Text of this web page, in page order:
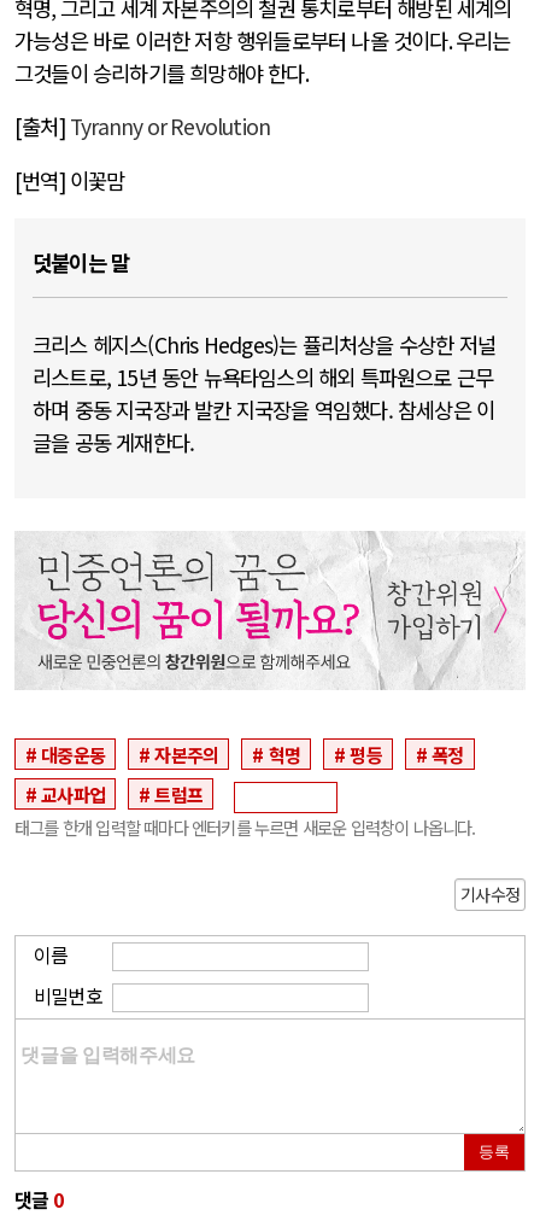
혁명,그리고 세계 자본주의의 철권 통치로부터 해방된 세계의
가능성은 바로 이러한 저항 행위들로부터 나올 것이다.우리는
그것들이 승리하기를 희망해야 한다.
[출처] Tyranny or Revolution
[번역] 이꽃맘
덧붙이는 말
크리스 헤지스(Chris Hedges)는 퓰리처상을 수상한 저널
리스트로, 15년 동안 뉴욕타임스의 해외 특파원으로 근무
하며 중동 지국장과 발칸 지국장을 역임했다. 참세상은 이
글을 공동 게재한다.
대중운동 자본주의 혁명 평등
폭정
교사파업
트럼프
태그를 한개 입력할 때마다 엔터키를 누르면 새로운 입력창이 나옵니다.
기사수정
이름
비밀번호
등록
댓글 0